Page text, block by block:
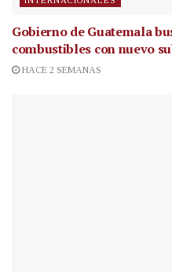
Gobierno de Guatemala
combustibles con nuevo
HACE 2 SEMANAS